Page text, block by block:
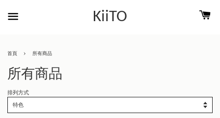
KiiTO
首頁 › 所有商品
所有商品
排列方式